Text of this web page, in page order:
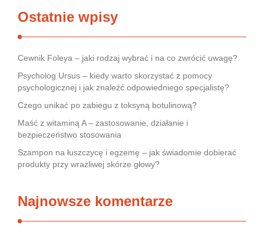
Ostatnie wpisy
Cewnik Foleya – jaki rodzaj wybrać i na co zwrócić uwagę?
Psycholog Ursus – kiedy warto skorzystać z pomocy
psychologicznej i jak znaleźć odpowiedniego specjalistę?
Czego unikać po zabiegu z toksyną botulinową?
Maść z witaminą A – zastosowanie, działanie i
bezpieczeństwo stosowania
Szampon na łuszczycę i egzemę – jak świadomie dobierać
produkty przy wrażliwej skórze głowy?
Najnowsze komentarze